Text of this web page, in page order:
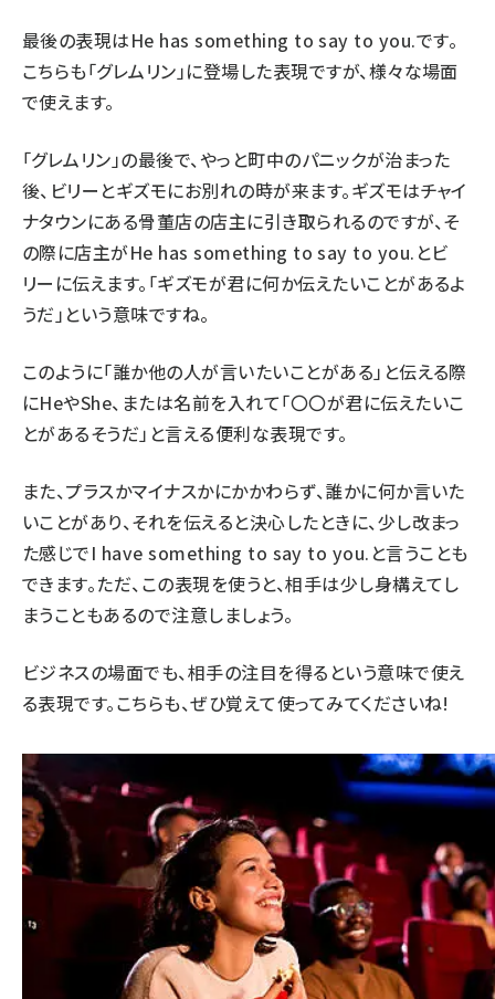
最後の表現はHe has something to say to you.です。
こちらも「グレムリン」に登場した表現ですが、様々な場面
で使えます。
「グレムリン」の最後で、やっと町中のパニックが治まった
後、ビリーとギズモにお別れの時が来ます。ギズモはチャイ
ナタウンにある骨董店の店主に引き取られるのですが、そ
の際に店主がHe has something to say to you. とビ
リーに伝えます。「ギズモが君に何か伝えたいことがあるよ
うだ」という意味ですね。
このように「誰か他の人が言いたいことがある」と伝える際
にHeやShe、または名前を入れて「〇〇が君に伝えたいこ
とがあるそうだ」と言える便利な表現です。
また、プラスかマイナスかにかかわらず、誰かに何か言いた
いことがあり、それを伝えると決心したときに、少し改まっ
た感じでI have something to say to you. と言うことも
できます。ただ、この表現を使うと、相手は少し身構えてし
まうこともあるので注意しましょう。
ビジネスの場面でも、相手の注目を得るという意味で使え
る表現です。こちらも、ぜひ覚えて使ってみてくださいね!